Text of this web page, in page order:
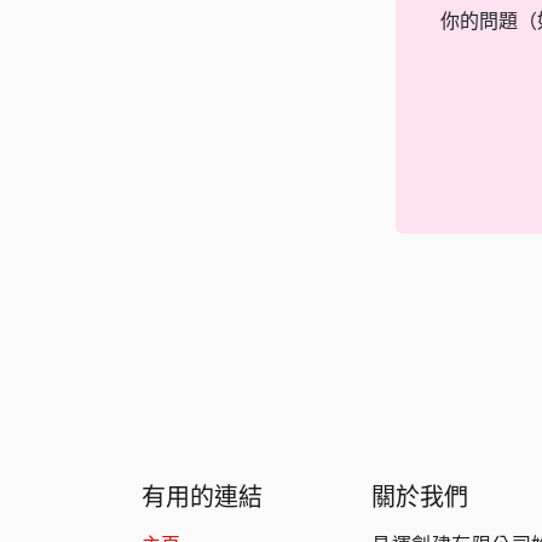
你的問題
有用的連結 關於我們